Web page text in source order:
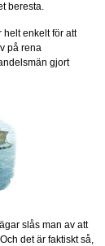
beresta.
helt enkelt för att
på rena
gjort
slås man av att
det är faktiskt så,